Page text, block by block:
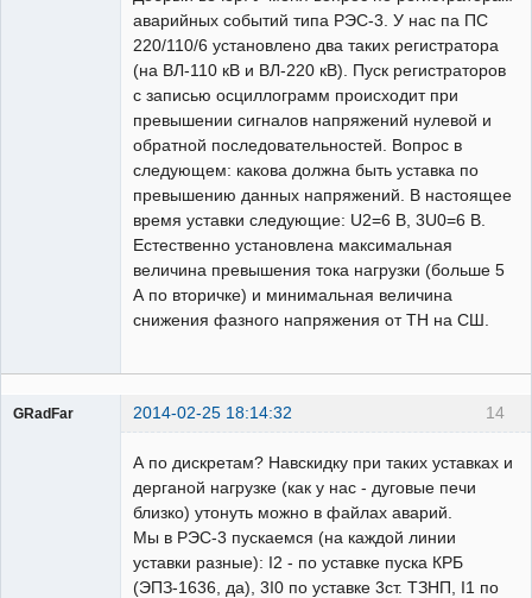
аварийных событий типа РЭС-3. У нас па ПС
220/110/6 установлено два таких регистратора
(на ВЛ-110 кВ и ВЛ-220 кВ). Пуск регистраторов
с записью осциллограмм происходит при
превышении сигналов напряжений нулевой и
обратной последовательностей. Вопрос в
следующем: какова должна быть уставка по
превышению данных напряжений. В настоящее
время уставки следующие: U2=6 В, 3U0=6 В.
Естественно установлена максимальная
величина превышения тока нагрузки (больше 5
А по вторичке) и минимальная величина
снижения фазного напряжения от ТН на СШ.
14
GRadFar 2014-02-25 18:14:32
А по дискретам? Навскидку при таких уставках и
дерганой нагрузке (как у нас - дуговые печи
близко) утонуть можно в файлах аварий.
Мы в РЭС-3 пускаемся (на каждой линии
уставки разные): I2 - по уставке пуска КРБ
(ЭПЗ-1636, да), 3I0 по уставке 3ст. ТЗНП, I1 по